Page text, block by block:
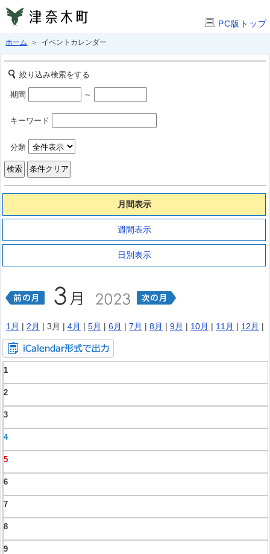
PC版トップ
ホーム ＞ イベントカレンダー
絞り込み検索をする
期間 ～
キーワード
分類
月間表示
週間表示
日別表示
1月 | 2月 | 3月 | 4月 | 5月 | 6月 | 7月 | 8月 | 9月 | 10月 | 11月 | 12月 |
1
2
3
4
5
6
7
8
9